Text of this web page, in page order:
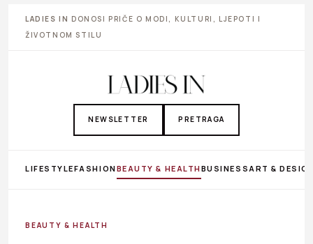
LADIES IN DONOSI PRIČE O MODI, KULTURI, LJEPOTI I
ŽIVOTNOM STILU
NEWSLETTER PRETRAGA
LIFESTYLEFASHIONBEAUTY & HEALTHBUSINESS ART &
BEAUTY & HEALTH